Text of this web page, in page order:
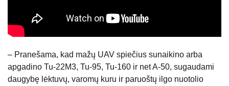
– Pranešama, kad mažų UAV spiečius sunaikino arba
apgadino Tu-22M3, Tu-95, Tu-160 ir net A-50, sugaudami
daugybę lėktuvų, varomų kuru ir paruoštų ilgo nuotolio